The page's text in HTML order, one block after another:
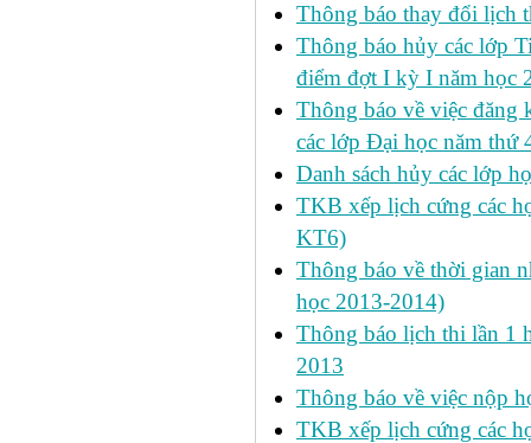
Thông báo thay đổi lịch
Thông báo hủy các lớp
điểm đợt I kỳ I năm học
Thông báo về việc đăng
các lớp Đại học năm thứ
Danh sách hủy các lớp
TKB xếp lịch cứng các
KT6)
Thông báo về thời gian
học 2013-2014)
Thông báo lịch thi lần 1
2013
Thông báo về việc nộp
TKB xếp lịch cứng các